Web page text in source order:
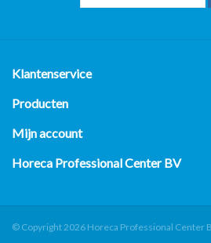
Klantenservice
Producten
Mijn account
Horeca Professional Center BV
© Copyright 2026 Horeca Professional Center